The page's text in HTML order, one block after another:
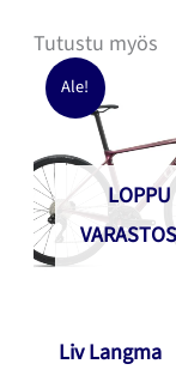
Tutustu myös
Ale!
LOPPU
Liv Langma